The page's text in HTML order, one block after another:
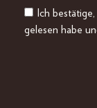
Ich
gelesen habe